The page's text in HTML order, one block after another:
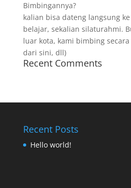
Bimbingannya?
kalian bisa dateng langsung
belajar, sekalian silaturahmi.
luar kota, kami bimbing
dari sini, dll)
Recent Comments
Recent Posts
Hello world!